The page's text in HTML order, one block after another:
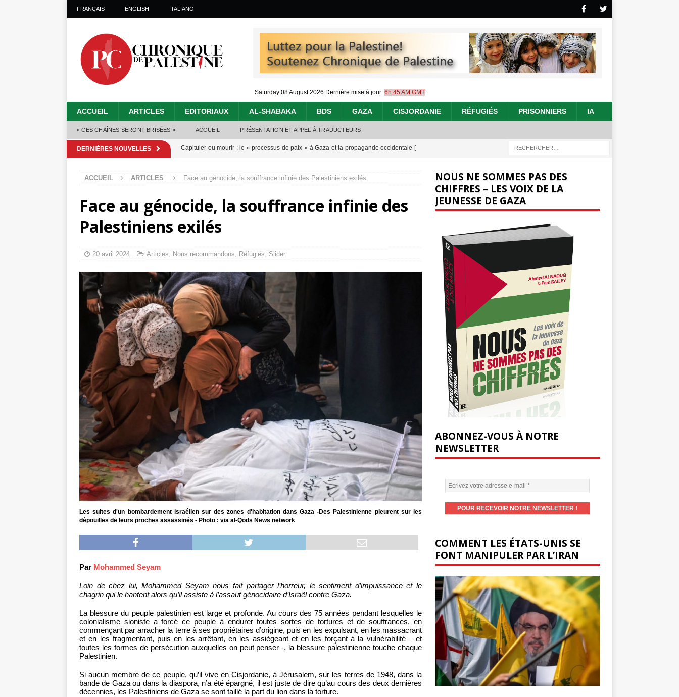
FRANÇAIS ENGLISH ITALIANO
Saturday 08 August 2026 Dernière mise à jour: 6h:45 AM GMT
ACCUEIL ARTICLES EDITORIAUX AL-SHABAKA BDS GAZA CISJORDANIE RÉFUGIÉS PRISONNIERS IA
« CES CHAÎNES SERONT BRISÉES » ACCUEIL PRÉSENTATION ET APPEL À TRADUCTEURS
DERNIÈRES NOUVELLES Capituler ou mourir : le « processus de paix » à Gaza et la propagande occidentale [
Mille jours de génocide : l’histoire de Gaza au-delà des chiffres[ 5 août 2026 ]
Les Israéliens effacent les preuves du génocide à Gaza [ 4 août 2026 ]
tueries [ 4 août 2026 ]
Gaza : les Israéliens bombardent des entrepôts de médicaments, aggravant ainsi la
ACCUEIL ARTICLES Face au génocide, la souffrance infinie des Palestiniens exilés
Face au génocide, la souffrance infinie des
Palestiniens exilés
20 avril 2024 Articles, Nous recommandons, Réfugiés, Slider
Les suites d'un bombardement israélien sur des zones d'habitation dans Gaza -Des Palestinienne pleurent sur les
dépouilles de leurs proches assassinés - Photo : via al-Qods News network
Par Mohammed Seyam
Loin de chez lui, Mohammed Seyam nous fait partager l’horreur, le sentiment d’impuissance et le
chagrin qui le hantent alors qu’il assiste à l’assaut génocidaire d’Israël contre Gaza.
La blessure du peuple palestinien est large et profonde. Au cours des 75 années pendant lesquelles le
colonialisme sioniste a forcé ce peuple à endurer toutes sortes de tortures et de souffrances, en
commençant par arracher la terre à ses propriétaires d’origine, puis en les expulsant, en les massacrant
et en les fragmentant, puis en les arrêtant, en les assiégeant et en les forçant à la vulnérabilité – et
toutes les formes de persécution auxquelles on peut penser -, la blessure palestinienne touche chaque
Palestinien.
Si aucun membre de ce peuple, qu’il vive en Cisjordanie, à Jérusalem, sur les terres de 1948, dans la
bande de Gaza ou dans la diaspora, n’a été épargné, il est juste de dire qu’au cours des deux dernières
décennies, les Palestiniens de Gaza se sont taillé la part du lion dans la torture.
NOUS NE SOMMES PAS DES
CHIFFRES – LES VOIX DE LA
JEUNESSE DE GAZA
ABONNEZ-VOUS À NOTRE
NEWSLETTER
COMMENT LES ÉTATS-UNIS SE
FONT MANIPULER PAR L’IRAN